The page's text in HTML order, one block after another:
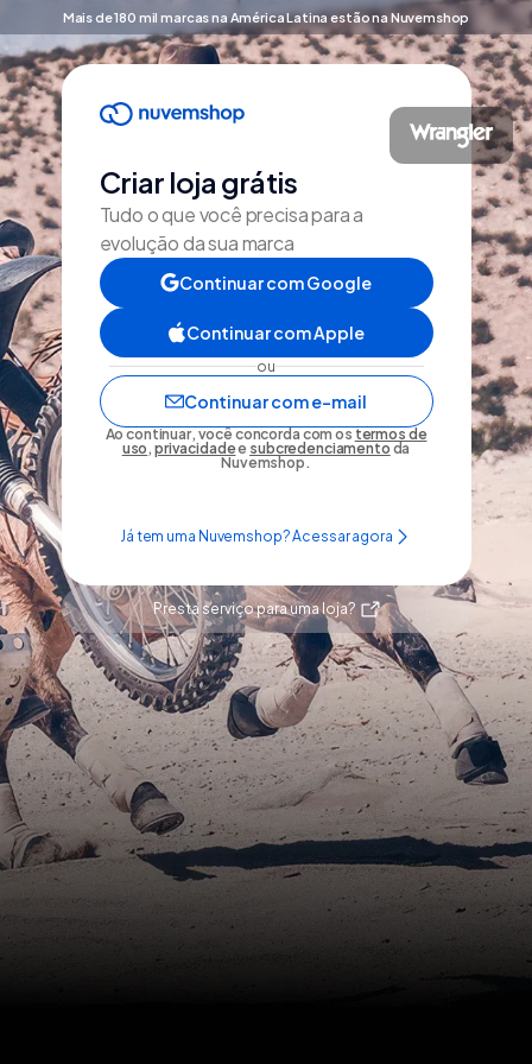
Mais de 180 mil marcas na América Latina estão na Nuvemshop
Criar loja grátis
Tudo o que você precisa para a
evolução da sua marca
Continuar com Google
Continuar com Apple
ou
Continuar com e-mail
Ao continuar, você concorda com os termos de
uso,privacidadee subcredenciamento da
Nuvemshop.
Já tem uma Nuvemshop? Acessar agora
Presta serviço para uma loja?